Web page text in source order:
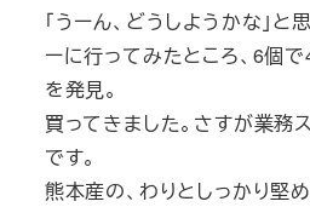
「うーん、どうしようかな」
ーに行ってみたところ、6個
を発見。
買ってきました。さすが業務
です。
熊本産の、わりとしっかり堅